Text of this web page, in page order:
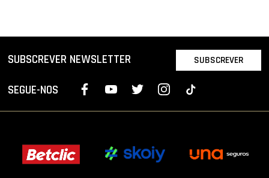
SUBSCREVER NEWSLETTER SUBSCREVER
SEGUE-NOS